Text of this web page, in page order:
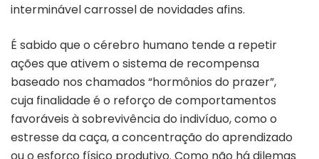
interminável carrossel de novidades afins.
É sabido que o cérebro humano tende a repetir
ações que ativem o sistema de recompensa
baseado nos chamados “hormônios do prazer”,
cuja finalidade é o reforço de comportamentos
favoráveis à sobrevivência do indivíduo, como o
estresse da caça, a concentração do aprendizado
ou o esforço físico produtivo. Como não há dilemas